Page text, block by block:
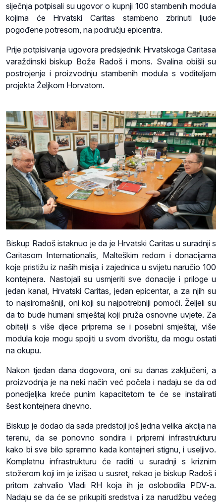
siječnja potpisali su ugovor o kupnji 100 stambenih modula
kojima će Hrvatski Caritas stambeno zbrinuti ljude
pogođene potresom, na području epicentra.
Prije potpisivanja ugovora predsjednik Hrvatskoga Caritasa
varaždinski biskup Bože Radoš i mons. Svalina obišli su
postrojenje i proizvodnju stambenih modula s voditeljem
projekta Željkom Horvatom.
Biskup Radoš istaknuo je da je Hrvatski Caritas u suradnji s
Caritasom Internationalis, Malteškim redom i donacijama
koje pristižu iz naših misija i zajednica u svijetu naručio 100
kontejnera. Nastojali su usmjeriti sve donacije i priloge u
jedan kanal, Hrvatski Caritas, jedan epicentar, a za njih su
to najsiromašniji, oni koji su najpotrebniji pomoći. Željeli su
da to bude humani smještaj koji pruža osnovne uvjete. Za
obitelji s više djece priprema se i posebni smještaj, više
modula koje mogu spojiti u svom dvorištu, da mogu ostati
na okupu.
Nakon tjedan dana dogovora, oni su danas zaključeni, a
proizvodnja je na neki način već počela i nadaju se da od
ponedjeljka kreće punim kapacitetom te će se instalirati
šest kontejnera dnevno.
Biskup je dodao da sada predstoji još jedna velika akcija na
terenu, da se ponovno sondira i pripremi infrastrukturu
kako bi sve bilo spremno kada kontejneri stignu, i useljivo.
Kompletnu infrastrukturu će raditi u suradnji s kriznim
stožerom koji im je izišao u susret, rekao je biskup Radoš i
pritom zahvalio Vladi RH koja ih je oslobodila PDV-a.
Nadaju se da će se prikupiti sredstva i za narudžbu većeg